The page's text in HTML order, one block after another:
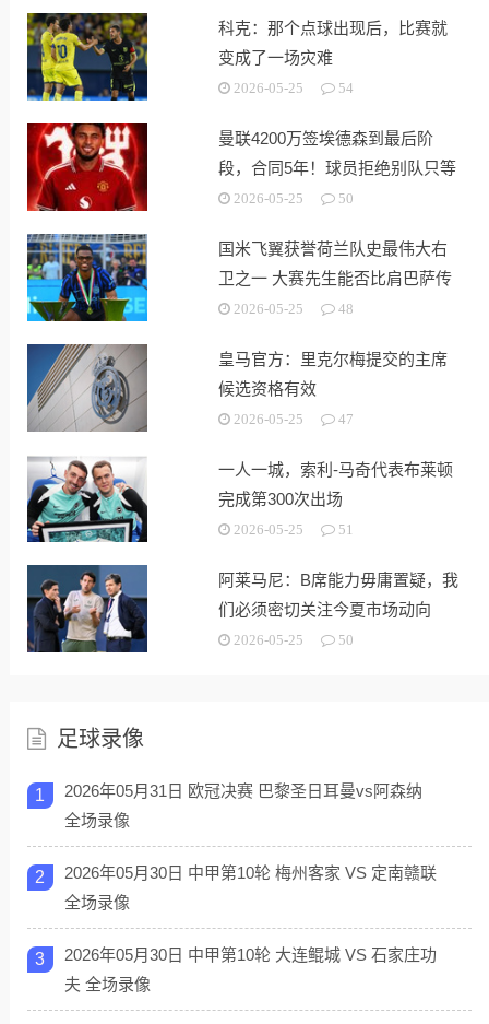
科克：那个点球出现后，比赛就
变成了一场灾难
2026-05-25 54
曼联4200万签埃德森到最后阶
段，合同5年！球员拒绝别队只等
红魔
2026-05-25 50
国米飞翼获誉荷兰队史最伟大右
卫之一 大赛先生能否比肩巴萨传
奇2026-05-25 48
皇马官方：里克尔梅提交的主席
候选资格有效
2026-05-25 47
一人一城，索利-马奇代表布莱顿
完成第300次出场
2026-05-25 51
阿莱马尼：B席能力毋庸置疑，我
们必须密切关注今夏市场动向
2026-05-25 50
足球录像
1
2026年05月31日 欧冠决赛 巴黎圣日耳曼vs阿森纳
全场录像
2
2026年05月30日 中甲第10轮 梅州客家 VS 定南赣联
全场录像
3
2026年05月30日 中甲第10轮 大连鲲城 VS 石家庄功
夫 全场录像